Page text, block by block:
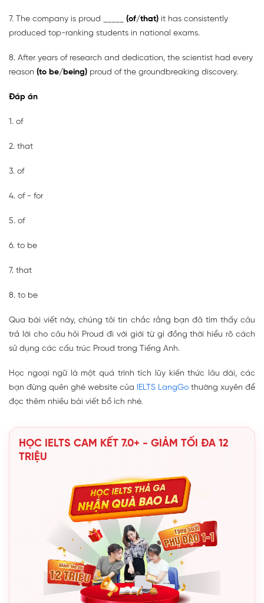
7. The company is proud _____ (of/that) it has consistently
produced top-ranking students in national exams.
8. After years of research and dedication, the scientist had every
reason (to be/being) proud of the groundbreaking discovery.
Đáp án
1. of
2. that
3. of
4. of - for
5. of
6. to be
7. that
8. to be
Qua bài viết này, chúng tôi tin chắc rằng bạn đã tìm thấy câu
trả lời cho câu hỏi Proud đi với giới từ gì đồng thời hiểu rõ cách
sử dụng các cấu trúc Proud trong Tiếng Anh.
Học ngoại ngữ là một quá trình tích lũy kiến thức lâu dài, các
bạn đừng quên ghé website của IELTS LangGo thường xuyên để
đọc thêm nhiều bài viết bổ ích nhé.
HỌC IELTS CAM KẾT 7.0+ - GIẢM TỐI ĐA 12
TRIỆU